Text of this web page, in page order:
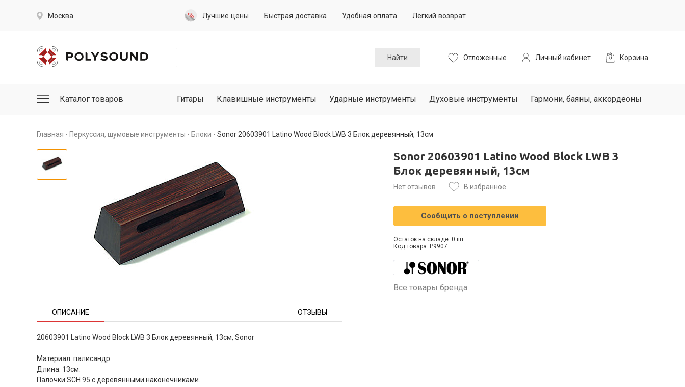
Москва Лучшие цены Быстрая доставка Удобная оплата Лёгкий возврат
Найти Отложенные Личный кабинет Корзина
Каталог товаров Гитары Клавишные инструменты Ударные инструменты Духовые инструменты Гармони, баяны, аккордеоны
Главная Перкуссия, шумовые инструменты Блоки Sonor 20603901 Latino Wood Block LWB 3 Блок деревянный, 13см
ОПИСАНИЕ ОТЗЫВЫ
20603901 Latino Wood Block LWB 3 Блок деревянный, 13см, Sonor
Материал: палисандр.
Длина: 13см.
Палочки SCH 95 с деревянными наконечниками.
Sonor 20603901 Latino Wood Block LWB 3
Блок деревянный, 13см
Нет отзывов В избранное
Сообщить о поступлении
Остаток на складе: 0 шт.
Код товара: P9907
Все товары бренда